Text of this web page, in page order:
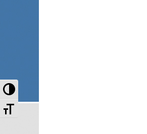
Passer en contraste élevé
Changer la taille de la police